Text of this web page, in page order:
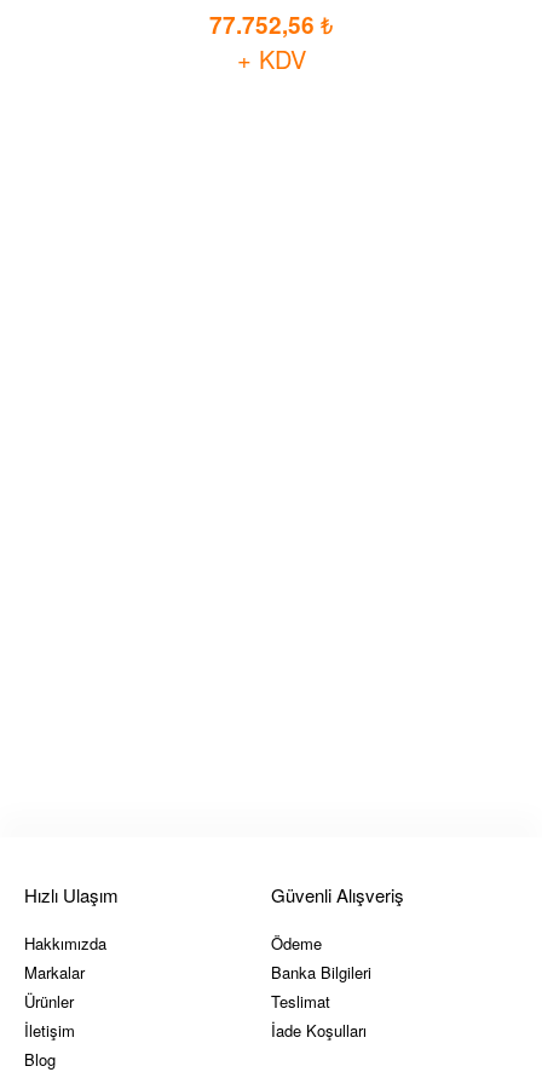
77.752,56
+ KDV
Hızlı Ulaşım
Hakkımızda
Markalar
Ürünler
İletişim
Blog
Güvenli Alışveriş
Ödeme
Banka Bilgileri
Teslimat
İade Koşulları